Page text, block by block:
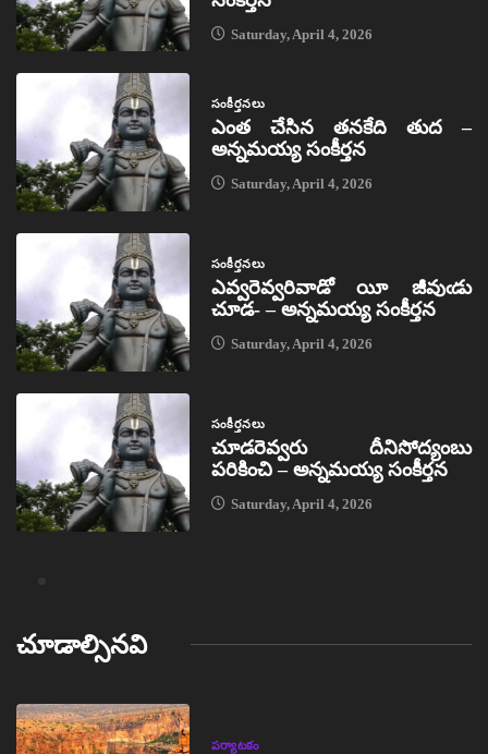
Saturday, April 4, 2026
సంకీర్తనలు
ఎంత చేసిన తనకేది తుద –
అన్నమయ్య సంకీర్తన
Saturday, April 4, 2026
సంకీర్తనలు
ఎవ్వరెవ్వరివాడో యీ జీవుఁడు
చూడ- – అన్నమయ్య సంకీర్తన
Saturday, April 4, 2026
సంకీర్తనలు
చూడరెవ్వరు దీనిసోద్యంబు
పరికించి – అన్నమయ్య సంకీర్తన
Saturday, April 4, 2026
చూడాల్సినవి
పర్యాటకం